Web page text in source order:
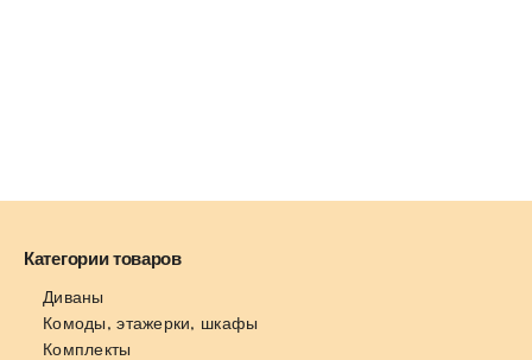
Категории товаров
Диваны
Комоды, этажерки, шкафы
Комплекты